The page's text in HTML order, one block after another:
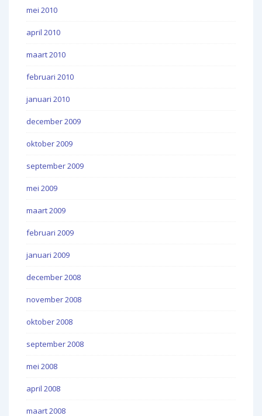
mei 2010
april 2010
maart 2010
februari 2010
januari 2010
december 2009
oktober 2009
september 2009
mei 2009
maart 2009
februari 2009
januari 2009
december 2008
november 2008
oktober 2008
september 2008
mei 2008
april 2008
maart 2008